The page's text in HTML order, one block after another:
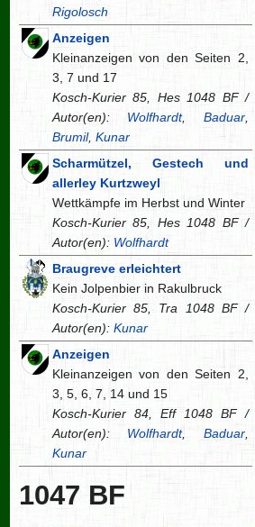
Rigolosch
Anzeigen
Kleinanzeigen von den Seiten 2,
3, 7 und 17
Kosch-Kurier 85, Hes 1048 BF /
Autor(en): Wolfhardt, Baduar
Brumil, Kunar
Scharmützel, Gestech und
allerley Kurtzweyl
Wettkämpfe im Herbst und Winter
Kosch-Kurier 85, Hes 1048 BF /
Autor(en): Wolfhardt
Braugreve erleichtert
Kein Jolpenbier in Rakulbruck
Kosch-Kurier 85, Tra 1048 BF /
Autor(en): Kunar
Anzeigen
Kleinanzeigen von den Seiten 2,
3, 5, 6, 7, 14 und 15
Kosch-Kurier 84, Eff 1048 BF /
Autor(en): Wolfhardt, Baduar
Kunar
1047 BF